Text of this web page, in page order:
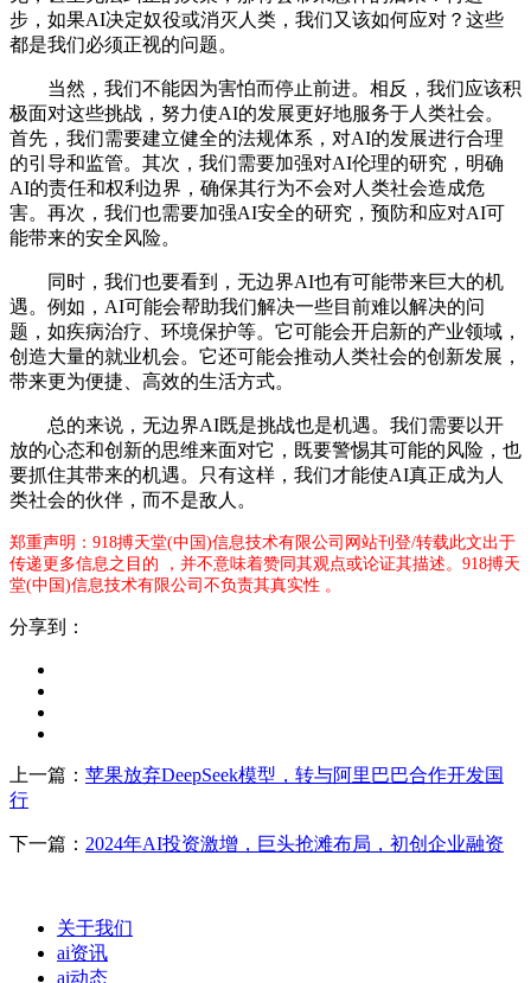
步，如果AI决定奴役或消灭人类，我们又该如何应对？这些
都是我们必须正视的问题。
当然，我们不能因为害怕而停止前进。相反，我们应该积
极面对这些挑战，努力使AI的发展更好地服务于人类社会。
首先，我们需要建立健全的法规体系，对AI的发展进行合理
的引导和监管。其次，我们需要加强对AI伦理的研究，明确
AI的责任和权利边界，确保其行为不会对人类社会造成危
害。再次，我们也需要加强AI安全的研究，预防和应对AI可
能带来的安全风险。
同时，我们也要看到，无边界AI也有可能带来巨大的机
遇。例如，AI可能会帮助我们解决一些目前难以解决的问
题，如疾病治疗、环境保护等。它可能会开启新的产业领域，
创造大量的就业机会。它还可能会推动人类社会的创新发展，
带来更为便捷、高效的生活方式。
总的来说，无边界AI既是挑战也是机遇。我们需要以开
放的心态和创新的思维来面对它，既要警惕其可能的风险，也
要抓住其带来的机遇。只有这样，我们才能使AI真正成为人
类社会的伙伴，而不是敌人。
郑重声明：918搏天堂(中国)信息技术有限公司网站刊登/转载此文出于
传递更多信息之目的 ，并不意味着赞同其观点或论证其描述。918搏天
堂(中国)信息技术有限公司不负责其真实性 。
分享到：
上一篇： 苹果放弃DeepSeek模型，转与阿里巴巴合作开发国
行
下一篇： 2024年AI投资激增，巨头抢滩布局，初创企业融资
关于我们
ai资讯
ai动态